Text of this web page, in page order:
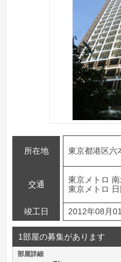
所在地 東京都港区六
交通
東京メトロ
東京メトロ
竣工日 2012年08月
1部屋の募集があります
部屋詳細